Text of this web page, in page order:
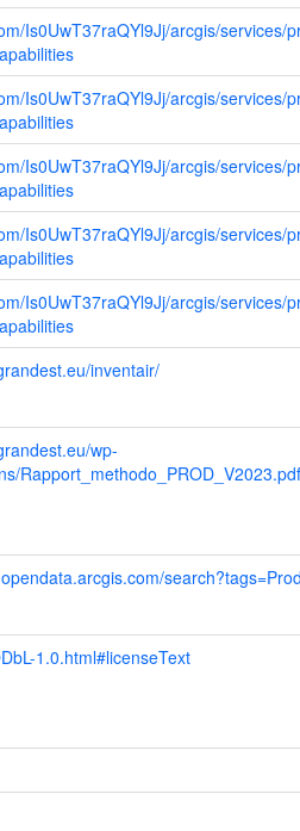
Is0UwT37raQYl9Jj/arcgis/services/
Is0UwT37raQYl9Jj/arcgis/services/
Is0UwT37raQYl9Jj/arcgis/services/
Is0UwT37raQYl9Jj/arcgis/services/
Is0UwT37raQYl9Jj/arcgis/services/
inventair/
wp-
Rapport_methodo_PROD_V2023.pdf
1.0.html#licenseText